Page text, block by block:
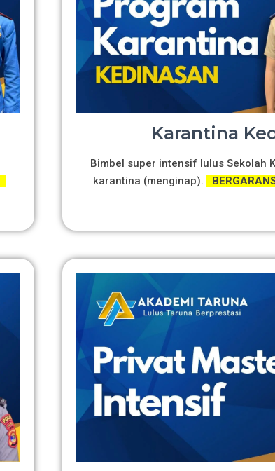
Karantina
Bimbel super intensif lulus Sekolah
karantina (menginap).